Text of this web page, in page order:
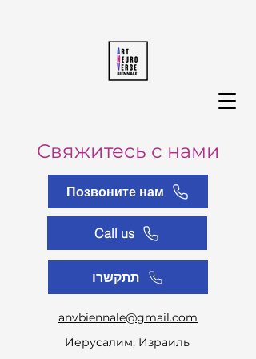
Свяжитесь с нами
Позвоните нам
Call us
תתקשרו
anvbiennale@gmail.com
Иерусалим, Израиль